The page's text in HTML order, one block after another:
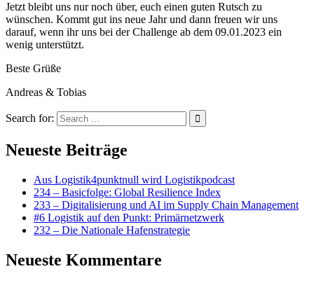
Jetzt bleibt uns nur noch über, euch einen guten Rutsch zu
wünschen. Kommt gut ins neue Jahr und dann freuen wir uns
darauf, wenn ihr uns bei der Challenge ab dem 09.01.2023 ein
wenig unterstützt.
Beste Grüße
Andreas & Tobias
Search for:
Neueste Beiträge
Aus Logistik4punktnull wird Logistikpodcast
234 – Basicfolge: Global Resilience Index
233 – Digitalisierung und AI im Supply Chain Management
#6 Logistik auf den Punkt: Primärnetzwerk
232 – Die Nationale Hafenstrategie
Neueste Kommentare